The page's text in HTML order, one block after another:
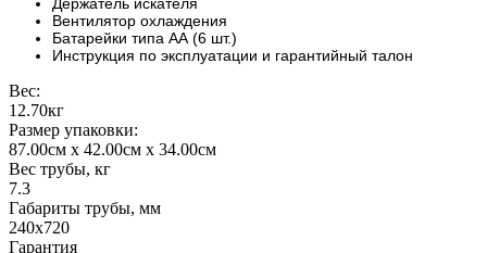
Вентилятор охлаждения
Батарейки типа АА (6 шт.)
Инструкция по эксплуатации и гарантийный талон
Вес:
12.70кг
Размер упаковки:
87.00см x 42.00см x 34.00см
Вес трубы, кг
7.3
Габариты трубы, мм
240x720
Гарантия